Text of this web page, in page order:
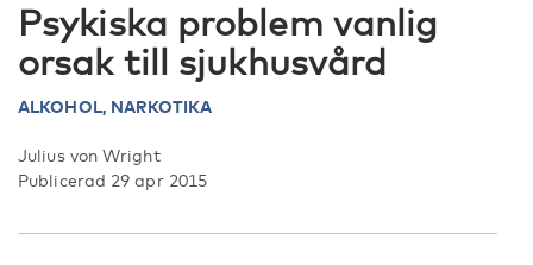
Psykiska problem vanlig
orsak till sjukhusvård
ALKOHOL, NARKOTIKA
Julius von Wright
Publicerad 29 apr 2015